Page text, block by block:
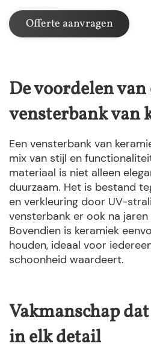
Offerte aanvragen
De voordelen van
vensterbank van
Een vensterbank van
mix van stijl en
materiaal is niet alleen
duurzaam. Het is bestand
en verkleuring door UV-
vensterbank er ook na
Bovendien is keramiek
houden, ideaal voor
schoonheid waardeert.
Vakmanschap
in elk detail